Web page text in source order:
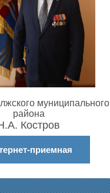
муниципального
района
Костров
приемная